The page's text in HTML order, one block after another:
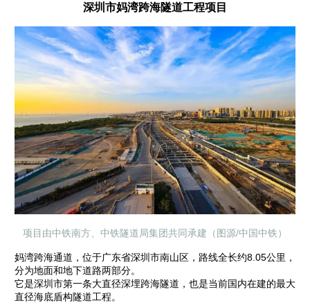
深圳市妈湾跨海隧道工程项目
项目由中铁南方、中铁隧道局集团共同承建（图源/中国中铁）
妈湾跨海通道，位于广东省深圳市南山区，路线全长约8.05公里，
分为地面和地下道路两部分。
它是深圳市第一条大直径深埋跨海隧道，也是当前国内在建的最大
直径海底盾构隧道工程。